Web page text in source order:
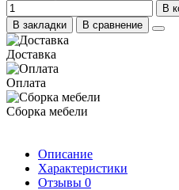
В
В закладки
В сравнение
Доставка
Оплата
Сборка мебели
Описание
Характеристики
Отзывы 0